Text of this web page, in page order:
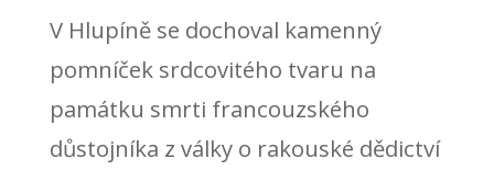
V Hlupíně se dochoval kamenný
pomníček srdcovitého tvaru na
památku smrti francouzského
důstojníka z války o rakouské dědictví